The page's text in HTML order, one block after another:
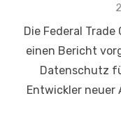
Die Federal
einen Bericht
Datenschutz
Entwickler neuer